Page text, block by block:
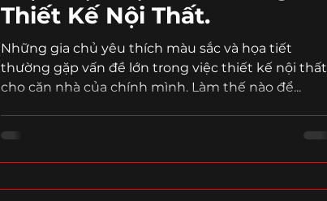
Thiết Kế Nội Thất.
Những gia chủ yêu thích màu sắc và họa tiết
thường gặp vấn đề lớn trong việc thiết kế nội thất
cho căn nhà của chính mình. Làm thế nào để...